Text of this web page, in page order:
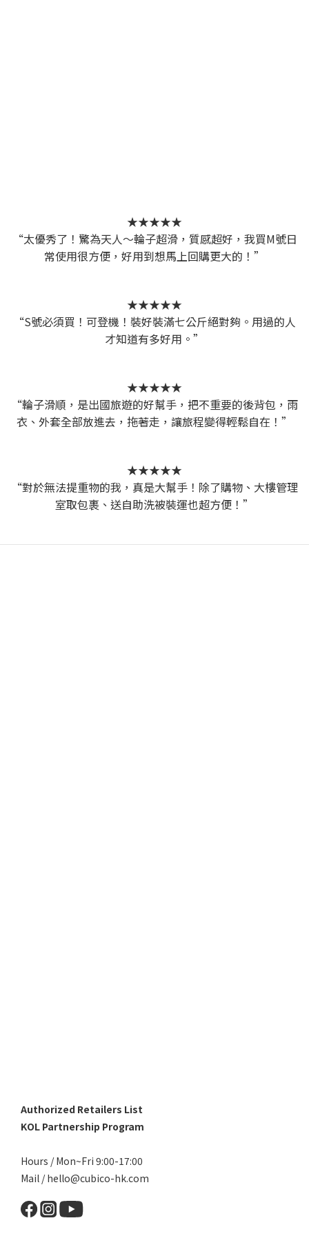
★★★★★
“太優秀了！驚為天人～輪子超滑，質感超好，我買M號日
常使用很方便，好用到想馬上回購更大的！”
★★★★★
“S號必須買！可登機！裝好裝滿七公斤絕對夠。用過的人
才知道有多好用。”
★★★★★
“輪子滑順，是出國旅遊的好幫手，把不重要的後背包，雨
衣、外套全部放進去，拖著走，讓旅程變得輕鬆自在！”
★★★★★
“對於無法提重物的我，真是大幫手！除了購物、大樓管理
室取包裹、送自助洗被裝運也超方便！”
Authorized Retailers List
KOL Partnership Program
Hours / Mon~Fri 9:00-17:00
Mail / hello@cubico-hk.com